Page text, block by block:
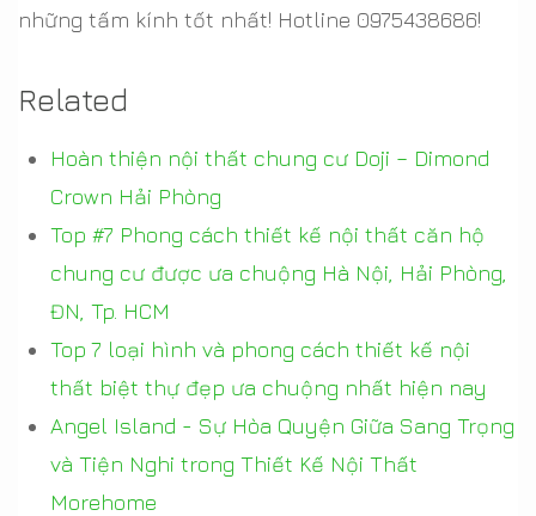
những tấm kính tốt nhất! Hotline 0975438686!
Related
Hoàn thiện nội thất chung cư Doji – Dimond
Crown Hải Phòng
Top #7 Phong cách thiết kế nội thất căn hộ
chung cư được ưa chuộng Hà Nội, Hải Phòng,
ĐN, Tp. HCM
Top 7 loại hình và phong cách thiết kế nội
thất biệt thự đẹp ưa chuộng nhất hiện nay
Angel Island - Sự Hòa Quyện Giữa Sang Trọng
và Tiện Nghi trong Thiết Kế Nội Thất
Morehome